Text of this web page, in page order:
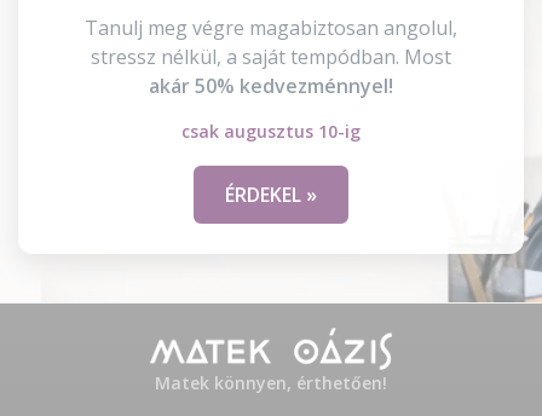
Tanulj meg végre magabiztosan angolul,
stressz nélkül, a saját tempódban. Most
akár 50% kedvezménnyel!
csak augusztus 10-ig
ÉRDEKEL »
Matek könnyen, érthetően!